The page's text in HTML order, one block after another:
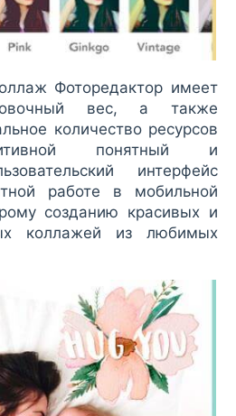
Фоторедактор имеет
вес, а также
количество ресурсов
понятный и
интерфейс
работе в мобильной
созданию красивых и
коллажей из любимых